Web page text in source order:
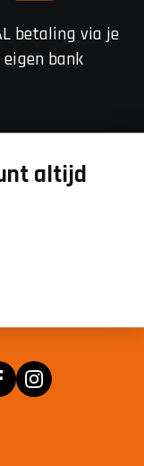
betaling via je
eigen bank
altijd
Instagram